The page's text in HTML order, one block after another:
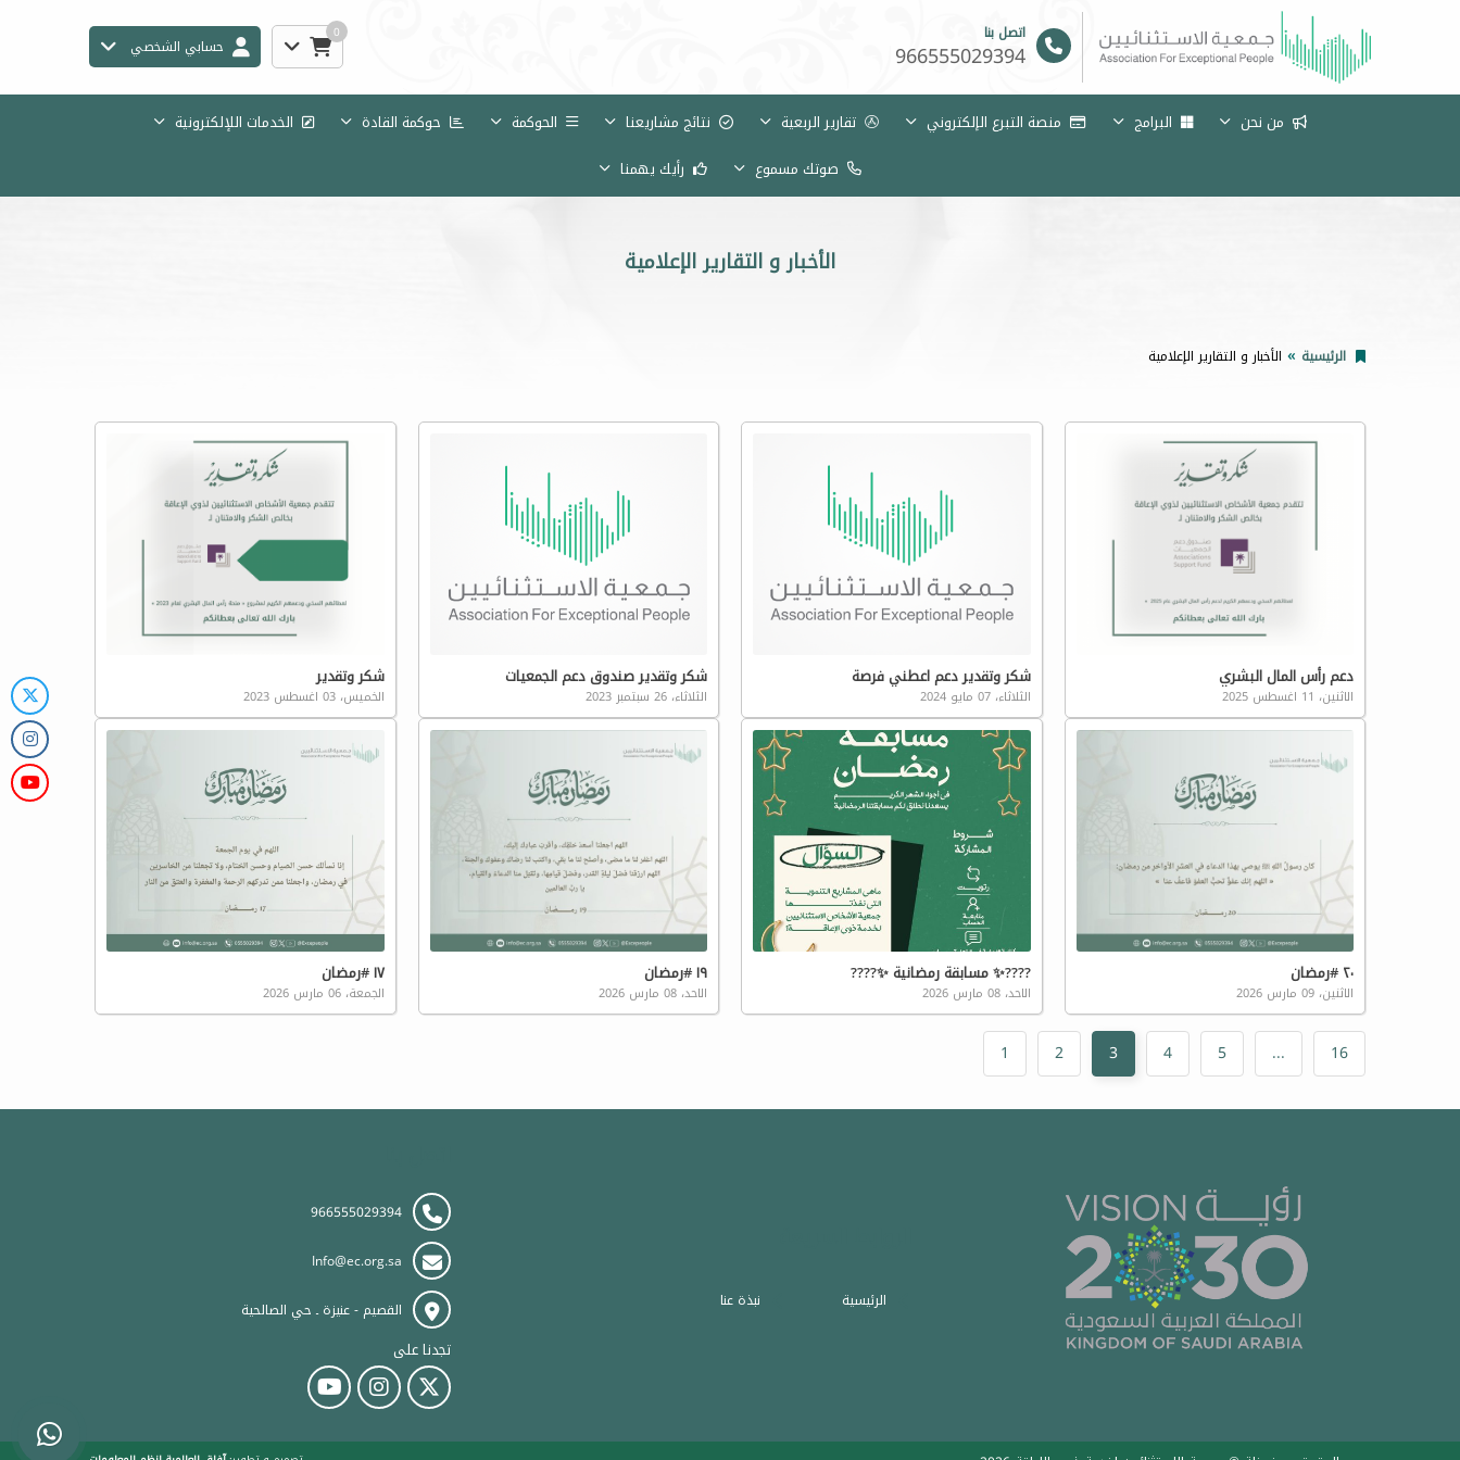
اتصل بنا
966555029394
0
حسابي الشخصي
من نحن البرامج منصة التبرع الإلكتروني تقارير الربعية نتائج مشاريعنا الحوكمة حوكمة القادة
الخدمات اللإلكترونية
صوتك مسموع
رأيك يهمنا
الأخبار و التقارير الإعلامية
الرئيسية الأخبار و التقارير الإعلامية
دعم رأس المال البشري
الاثنين، 11 اغسطس 2025
شكر وتقدير دعم اعطني فرصة
الثلاثاء، 07 مايو 2024
شكر وتقدير صندوق دعم الجمعيات
الثلاثاء، 26 سبتمبر 2023
شكر وتقدير
الخميس، 03 اغسطس 2023
٢٠ #رمضان
الاثنين، 09 مارس 2026
????✨ مسابقة رمضانية ✨????
الاحد، 08 مارس 2026
١٩ #رمضان
الاحد، 08 مارس 2026
١٧ #رمضان
الجمعة، 06 مارس 2026
1 2 3 4 5 ... 16
الرئيسية نبذة عنا
966555029394
Info@ec.org.sa
القصيم - عنيزة ـ حي الصالحية
تجدنا على